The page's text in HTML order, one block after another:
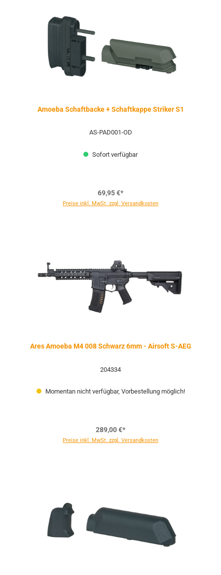
Amoeba Schaftbacke + Schaftkappe Striker S1
AS-PAD001-OD
Sofort verfügbar
69,95 €*
Preise inkl. MwSt. zzgl. Versandkosten
Ares Amoeba M4 008 Schwarz 6mm - Airsoft S-AEG
204334
Momentan nicht verfügbar, Vorbestellung möglich!
289,00 €*
Preise inkl. MwSt. zzgl. Versandkosten